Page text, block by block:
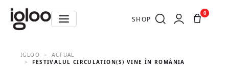
SHOP
0
IGLOO
ACTUAL
FESTIVALUL CIRCULATION(S) VINE ÎN ROMÂNIA!